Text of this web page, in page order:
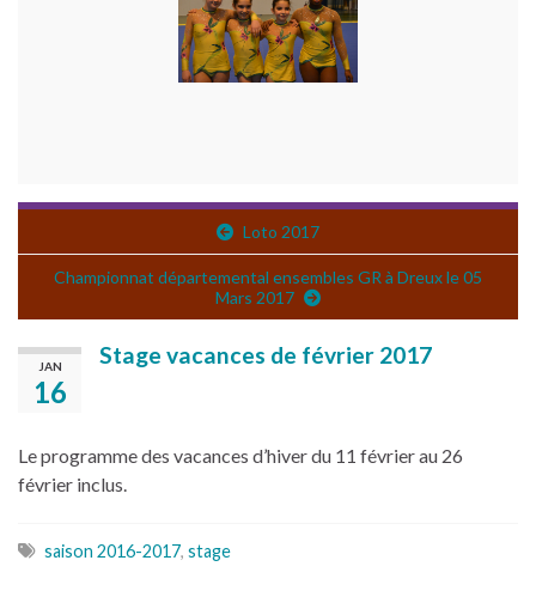
Loto 2017
Championnat départemental ensembles GR à Dreux le 05
Mars 2017
JAN
16
Stage vacances de février 2017
Le programme des vacances d’hiver du 11 février au 26
février inclus.
saison 2016-2017, stage